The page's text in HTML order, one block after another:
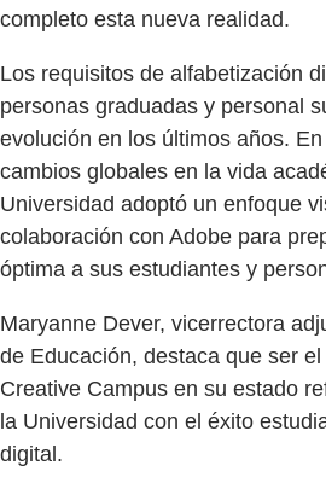
completo esta nueva realidad.
Los requisitos de alfabetización
personas graduadas y personal
evolución en los últimos años.
cambios globales en la vida
Universidad adoptó un enfoque
colaboración con Adobe para
óptima a sus estudiantes y
Maryanne Dever, vicerrectora
de Educación, destaca que ser
Creative Campus en su estado
la Universidad con el éxito
digital.